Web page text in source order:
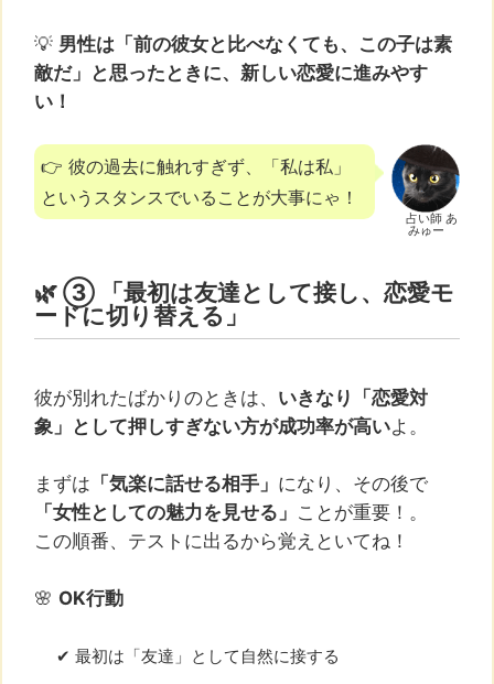
💡 男性は「前の彼女と比べなくても、この子は素
敵だ」と思ったときに、新しい恋愛に進みやす
い！
占い師 あ
みゅー
👉 彼の過去に触れすぎず、「私は私」
というスタンスでいることが大事にゃ！
🌿 ③ 「最初は友達として接し、恋愛モ
ードに切り替える」
彼が別れたばかりのときは、 いきなり「恋愛対
象」として押しすぎない方が成功率が高いよ。
まずは 「気楽に話せる相手」 になり、その後で
「女性としての魅力を見せる」 ことが重要！。
この順番、テストに出るから覚えといてね！
🌸 OK行動
✔ 最初は「友達」として自然に接する